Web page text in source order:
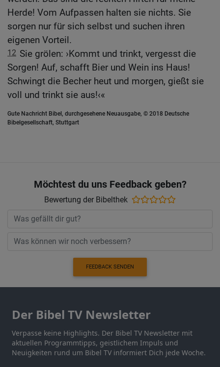
Herde! Vom Aufpassen halten sie nichts. Sie
sorgen nur für sich selbst und suchen ihren
eigenen Vorteil.
12 Sie grölen: ›Kommt und trinkt, vergesst die
Sorgen! Auf, schafft Bier und Wein ins Haus!
Schwingt die Becher heut und morgen, gießt sie
voll und trinkt sie aus!‹«
Gute Nachricht Bibel, durchgesehene Neuausgabe, © 2018 Deutsche
Bibelgesellschaft, Stuttgart
Möchtest du uns Feedback geben?
Bewertung der Bibelthek
FEEDBACK SENDEN
Der Bibel TV Newsletter
Verpasse keine Highlights. Der Bibel TV Newsletter mit
aktuellen Programmtipps, geistlichem Impuls und
Neuigkeiten rund um Bibel TV informiert Dich jede Woche.